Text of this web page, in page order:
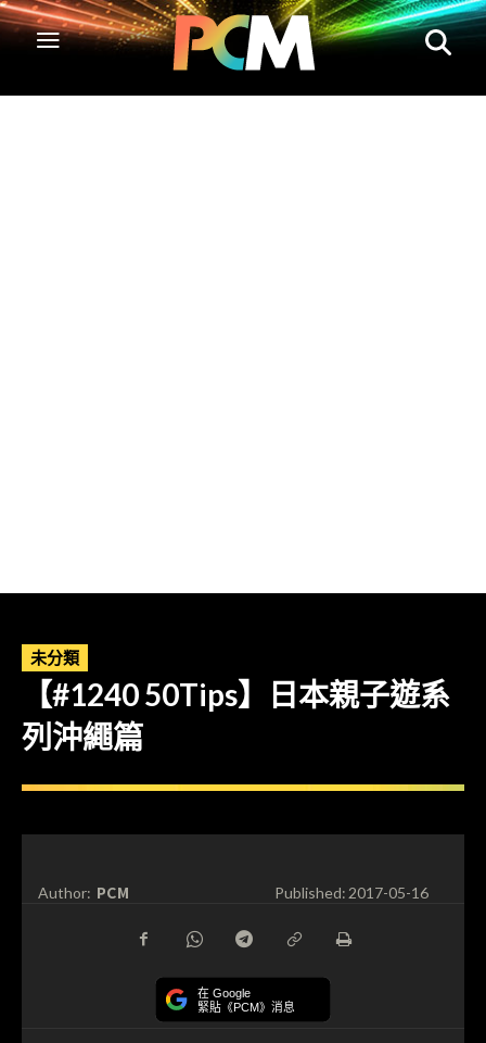
未分類
【#1240 50Tips】日本親子遊系
列沖繩篇
Author: PCM Published:2017-05-16
在 Google
緊貼《PCM》消息